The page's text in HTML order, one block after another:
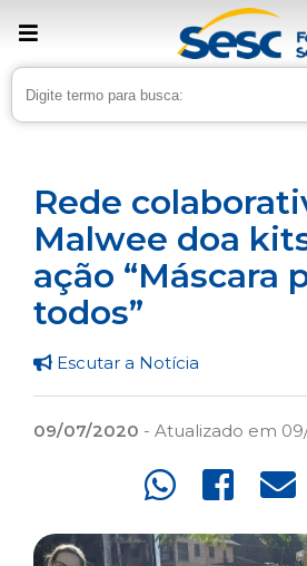
› Home › Noticias
Rede
Malwee doa
ação “Máscara
todos”
Escutar a Notícia
09/07/2020 - Atualizado em